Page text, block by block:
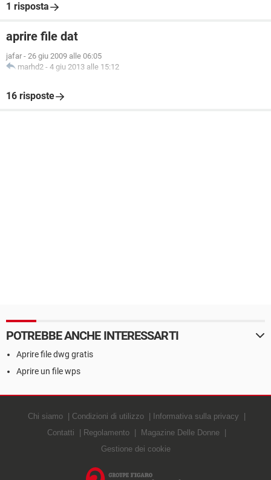
1 risposta
aprire file dat
jafar - 26 giu 2009 alle 06:05
marhd2 - 4 giu 2013 alle 15:12
16 risposte
POTREBBE ANCHE INTERESSARTI
Aprire file dwg gratis
Aprire un file wps
Chi siamo Condizioni di utilizzo
Informativa sulla privacy
Contatti
Regolamento
Magazine Delle Donne
Gestione dei cookie